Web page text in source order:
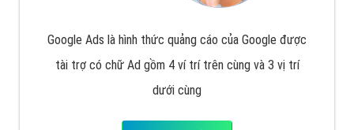
Google Ads là hình thức quảng cáo của Google được
tài trợ có chữ Ad gồm 4 ví trí trên cùng và 3 vị trí
dưới cùng